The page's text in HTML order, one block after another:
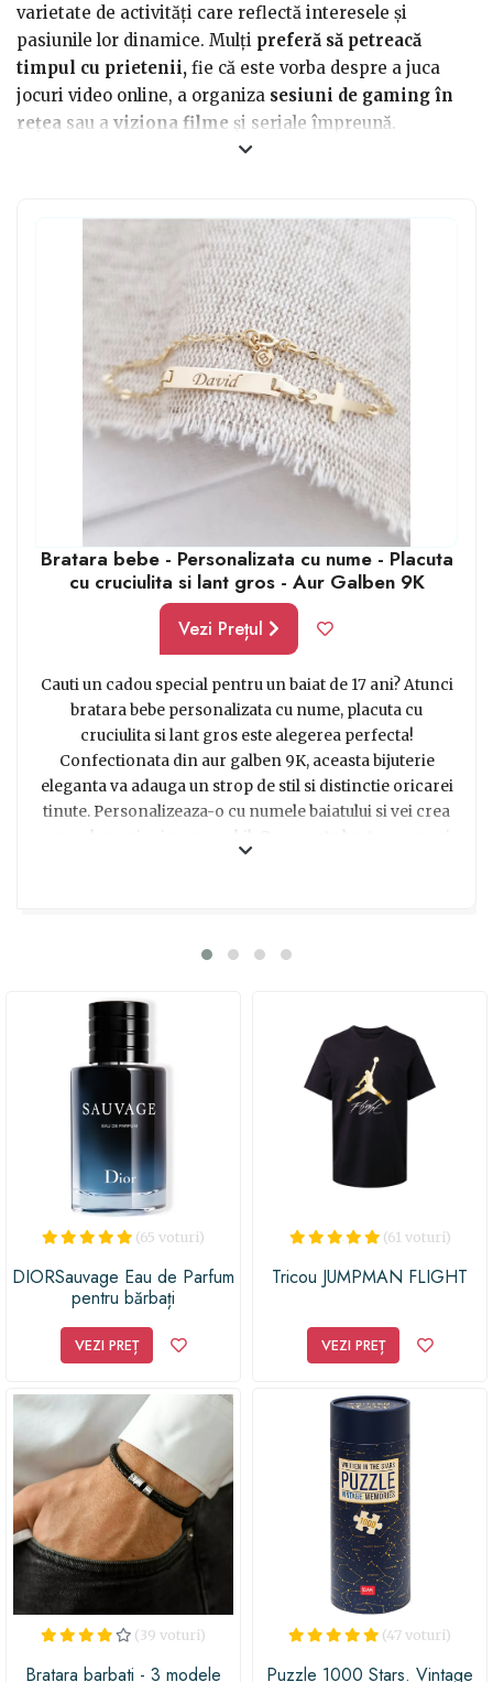
varietate de activități care reflectă interesele și
pasiunile lor dinamice. Mulți preferă să petreacă
timpul cu prietenii, fie că este vorba despre a juca
jocuri video online, a organiza sesiuni de gaming în
rețea sau a viziona filme și seriale împreună.
sunt și ele populare, fie că este
activități creative, cum ar fi pictura,
scrierea sau producția de muzică. Te poți orienta să iei
din lista de mai jos astfel de cadouri pentru adolescenți
Alții sunt pasionați de tehnologie și se ocupă de
proiecte de programare sau dezvoltare de aplicații.
Socializarea online este, de asemenea, o parte
importantă a vieții lor, prin intermediul rețelelor de
socializare și platformelor de mesagerie. În plus, unii
adolescenți își dedică timpul liber voluntariatului sau
participă la activități comunitare pentru a-și îmbunătăți
comunitatea. Este important să încurajăm diversitatea
de interese și să oferim suport în dezvoltarea lor într-o
varietate de domenii. Dacă ești în căutare de idei
cadouri baieti 17 ani, poți lua în considerare pasiunile
din viața lor. Sperăm să te inspire lista de mai jos și să
le cumperi online, fără bătăi de cap.
Bratara bebe - Personalizata cu nume - Placuta
cu cruciulita si lant gros - Aur Galben 9K
Vezi Prețul
Cauti un cadou special pentru un baiat de 17 ani? Atunci
bratara bebe personalizata cu nume, placuta cu
cruciulita si lant gros este alegerea perfecta!
Confectionata din aur galben 9K, aceasta bijuterie
eleganta va adauga un strop de stil si distinctie oricarei
tinute. Personalizeaza-o cu numele baiatului si vei crea
un cadou unic si memorabil. Cu aceasta bratara, nu vei
baiatul tau cu aceasta bijuterie rafinata, care ii va aminti
pe care o aveti. Alege aceasta bratara si vei fi sigur ca ai
facut un cadou cu adevarat valoros si apreciat!
(65 voturi)
DIORSauvage Eau de Parfum
pentru bărbați
VEZI PREȚ
(61 voturi)
Tricou JUMPMAN FLIGHT
VEZI PREȚ
(39 voturi)
Bratara barbati - 3 modele
(47 voturi)
Puzzle 1000 Stars. Vintage